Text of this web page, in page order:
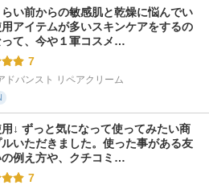
い前からの敏感肌と乾燥に悩んでい
アイテムが多いスキンケアをするの
て、今や１軍コスメ…
7
ドバンスト リペアクリーム
↓ ずっと気になって使ってみたい商
いただきました。使った事がある友
の例え方や、クチコミ…
7